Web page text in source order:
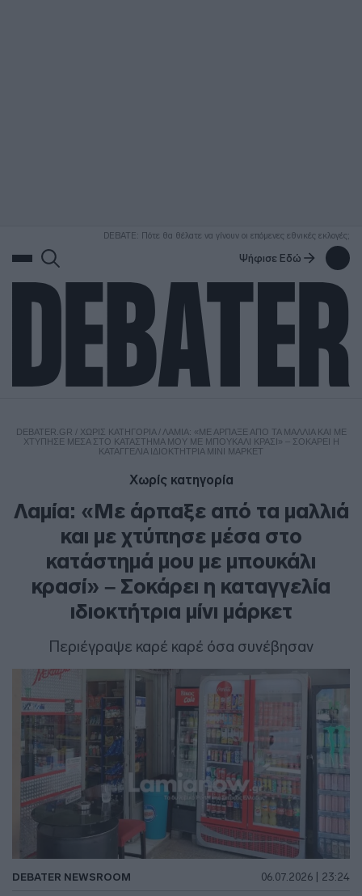
DEBATE: Πότε θα θέλατε να γίνουν οι επόμενες εθνικές εκλογές;
Ψήφισε Εδώ
DEBATER.GR / ΧΩΡΊΣ ΚΑΤΗΓΟΡΊΑ/ ΛΑΜΊΑ: «ΜΕ ΆΡΠΑΞΕ ΑΠΌ ΤΑ ΜΑΛΛΙΆ ΚΑΙ ΜΕ
ΧΤΎΠΗΣΕ ΜΈΣΑ ΣΤΟ ΚΑΤΆΣΤΗΜΆ ΜΟΥ ΜΕ ΜΠΟΥΚΆΛΙ ΚΡΑΣΊ» – ΣΟΚΆΡΕΙ Η
ΚΑΤΑΓΓΕΛΊΑ ΙΔΙΟΚΤΉΤΡΙΑ ΜΊΝΙ ΜΆΡΚΕΤ
Χωρίς κατηγορία
Λαμία: «Με άρπαξε από τα μαλλιά
και με χτύπησε μέσα στο
κατάστημά μου με μπουκάλι
κρασί» – Σοκάρει η καταγγελία
ιδιοκτήτρια μίνι μάρκετ
Περιέγραψε καρέ καρέ όσα συνέβησαν
DEBATER NEWSROOM 06.07.2026 | 23:24